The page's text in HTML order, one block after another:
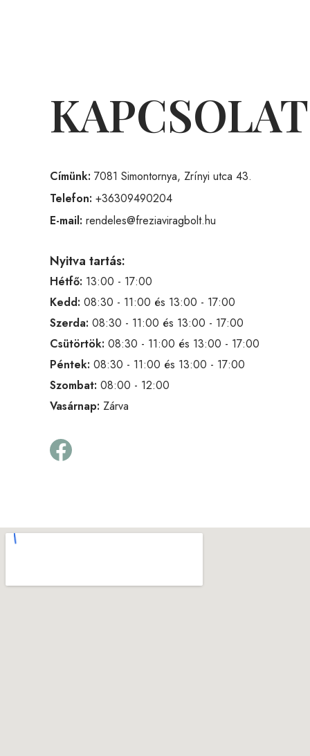
KAPCSOLAT
Címünk: 7081 Simontornya, Zrínyi utca 43.
Telefon: +36309490204
E-mail: rendeles@freziaviragbolt.hu
Nyitva tartás:
Hétfő: 13:00 - 17:00
Kedd: 08:30 - 11:00 és 13:00 - 17:00
Szerda: 08:30 - 11:00 és 13:00 - 17:00
Csütörtök: 08:30 - 11:00 és 13:00 - 17:00
Péntek: 08:30 - 11:00 és 13:00 - 17:00
Szombat: 08:00 - 12:00
Vasárnap: Zárva